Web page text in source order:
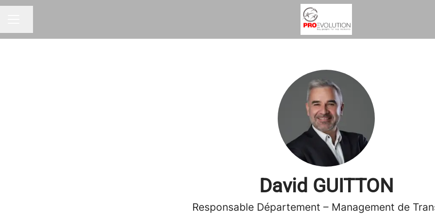
David GUITTON
Responsable Département – Management de